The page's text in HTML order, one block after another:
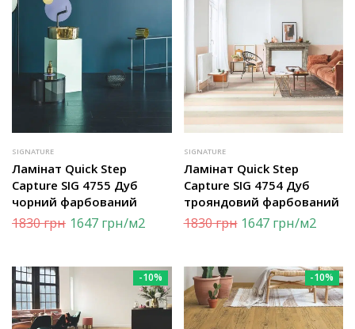
SIGNATURE
Ламінат Quick Step
Capture SIG 4755 Дуб
чорний фарбований
1830грн 1647грн/м2
SIGNATURE
Ламінат Quick Step
Capture SIG 4754 Дуб
трояндовий фарбований
1830грн 1647 грн/м2
-10% -10%